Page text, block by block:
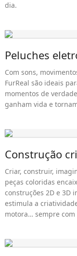
dia.
Peluches
Com sons,
FurReal são ideais
momentos de
ganham vida e
Construção
Criar, construir,
peças coloridas
construções 2D e 3D
estimula a
motora… sempre